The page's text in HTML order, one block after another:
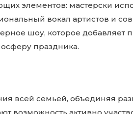
элементов: мастерски
вокал артистов и
шоу, которое добавляет
праздника.
всей семьей, объединяя